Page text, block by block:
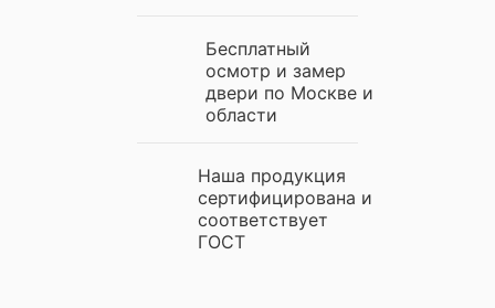
Бесплатный
осмотр и замер
двери по Москве и
области
Наша продукция
сертифицирована и
соответствует
ГОСТ